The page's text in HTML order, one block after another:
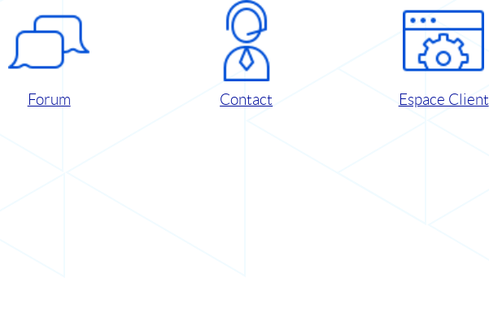
Forum Contact Espace Client